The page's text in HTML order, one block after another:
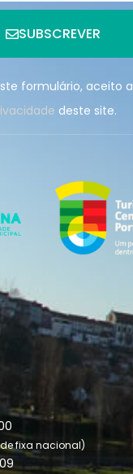
SUBSCREVER
formulário, aceito a
deste site.
fixa nacional)